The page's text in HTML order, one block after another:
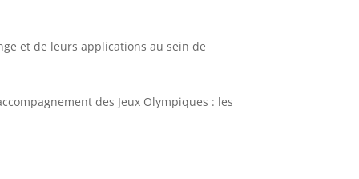
et de leurs applications au sein de
des Jeux Olympiques : les